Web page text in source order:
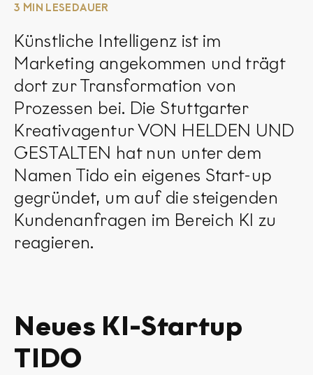
3 MIN LESEDAUER
Künstliche Intelligenz ist im
Marketing angekommen und trägt
dort zur Transformation von
Prozessen bei. Die Stuttgarter
Kreativagentur VON HELDEN UND
GESTALTEN hat nun unter dem
Namen Tido ein eigenes Start-up
gegründet, um auf die steigenden
Kundenanfragen im Bereich KI zu
reagieren.
Neues KI-Startup
TIDO